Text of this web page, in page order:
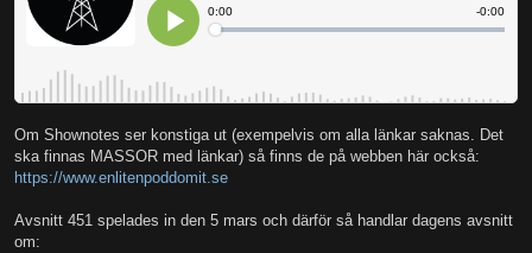
Om Shownotes ser konstiga ut (exempelvis om alla länkar saknas. Det
ska finnas MASSOR med länkar) så finns de på webben här också:
https://www.enlitenpoddomit.se
Avsnitt 451 spelades in den 5 mars och därför så handlar dagens avsnitt
om: